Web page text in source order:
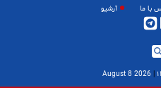
با ما آرشیو
|
2026 August 8